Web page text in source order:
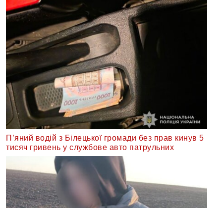
П’яний водій з Білецької громади без прав кинув 5
тисяч гривень у службове авто патрульних